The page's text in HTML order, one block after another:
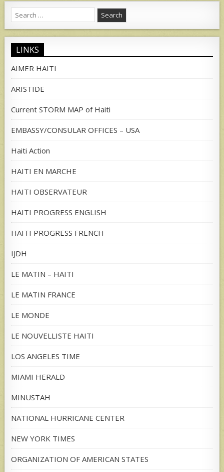
Search
for:
LINKS
AIMER HAITI
ARISTIDE
Current STORM MAP of Haiti
EMBASSY/CONSULAR OFFICES – USA
Haiti Action
HAITI EN MARCHE
HAITI OBSERVATEUR
HAITI PROGRESS ENGLISH
HAITI PROGRESS FRENCH
IJDH
LE MATIN – HAITI
LE MATIN FRANCE
LE MONDE
LE NOUVELLISTE HAITI
LOS ANGELES TIME
MIAMI HERALD
MINUSTAH
NATIONAL HURRICANE CENTER
NEW YORK TIMES
ORGANIZATION OF AMERICAN STATES